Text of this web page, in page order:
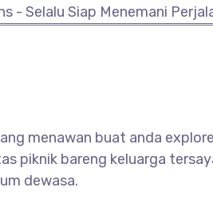
- Selalu Siap Menemani
menawan buat anda
piknik bareng keluarga
dewasa.